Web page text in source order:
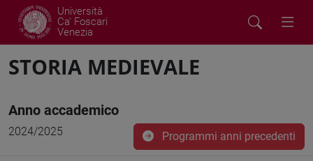
Università
Ca' Foscari
Venezia
STORIA MEDIEVALE
Anno accademico
2024/2025 Programmi anni precedenti